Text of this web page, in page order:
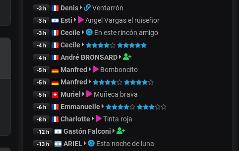
-3 h Denis Ventarrón
-3 h Esti Angel Vargas el ruiseñor
-3 h Cecile En este rincón amigo
-4 h Cecile
-4 h André BRONSARD
-5 h Manfred Bomboncito
-5 h Manfred
-5 h Muriel Muñeca brava
-6 h Emmanuelle
-8 h Charlotte Tinta roja
-12 h Gastón Falconi
-13 h ARIEL Esta noche de luna